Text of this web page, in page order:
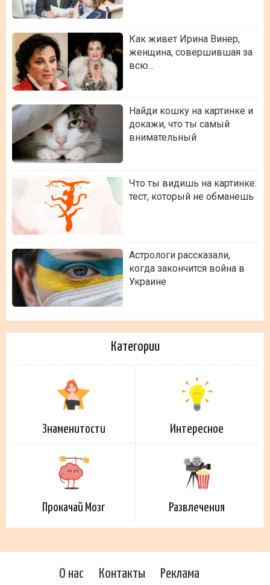
Как живет Ирина Винер,
женщина, совершившая за
всю…
Найди кошку на картинке и
докажи, что ты самый
внимательный
Что ты видишь на картинке:
тест, который не обманешь
Астрологи рассказали,
когда закончится война в
Украине
Категории
Знаменитости Интересное
Прокачай Мозг Развлечения
О нас Контакты Реклама